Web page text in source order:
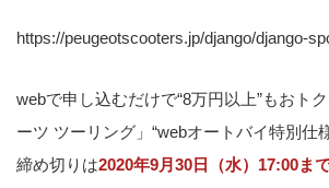
「トップケース
純正アクセサリ
装着されている
す。
https://peugeotscooters.jp/django/django-
webで申し込むだけで“8万円以上”もおト
ーツ ツーリング」“webオートバイ特別仕
締め切りは2020年9月30日（水）17:00ま